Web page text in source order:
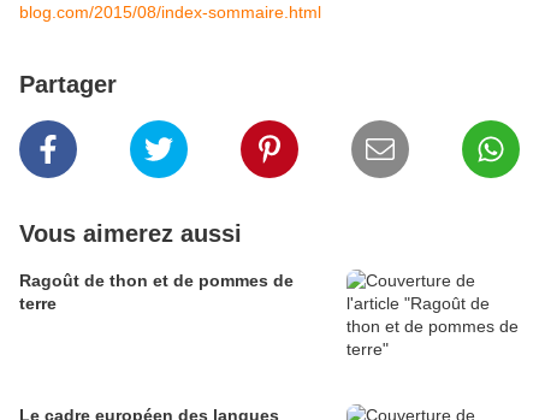
blog.com/2015/08/index-sommaire.html
Partager
Vous aimerez aussi
Ragoût de thon et de pommes de
terre
Le cadre européen des langues